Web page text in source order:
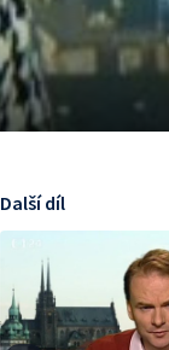
Další díl